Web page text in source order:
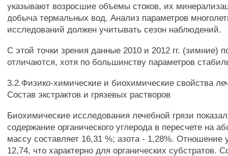
указывают возросшие объемы стоков, их
добыча термальных вод. Анализ параметров
исследований должен учитывать сезон наблюдений.
С этой точки зрения данные 2010 и 2012 гг. (зимние)
отличаются, хотя по большинству параметров
3.2.Физико-химические и биохимические свойства
Состав экстрактов и грязевых растворов
Биохимические исследования лечебной грязи
содержание органического углерода в пересчете на
массу составляет 16,31 %; азота - 1,28%. Отношение
12,74, что характерно для органических субстратов.